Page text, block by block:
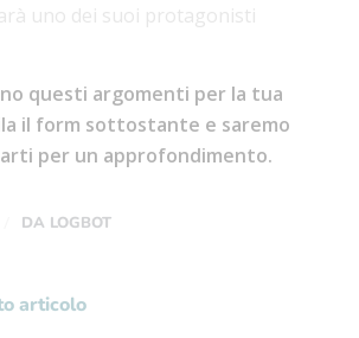
uno dei suoi protagonisti
questi argomenti per la tua
il form sottostante e saremo
per un approfondimento.
DA LOGBOT
articolo